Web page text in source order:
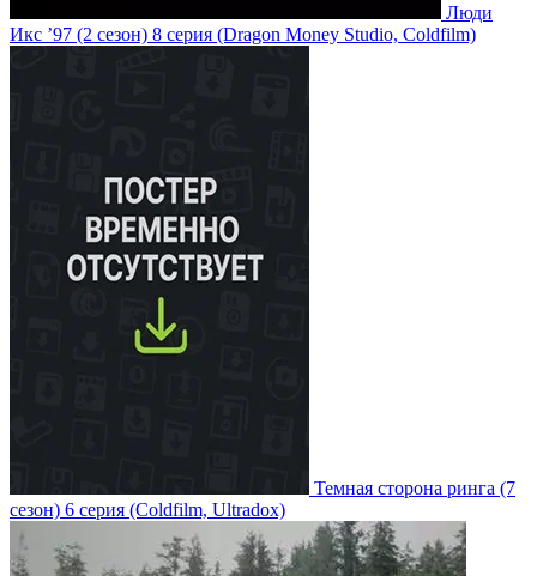
Люди
Икс ’97 (2 сезон) 8 серия (Dragon Money Studio, Coldfilm)
Темная сторона ринга (7
сезон) 6 серия (Coldfilm, Ultradox)